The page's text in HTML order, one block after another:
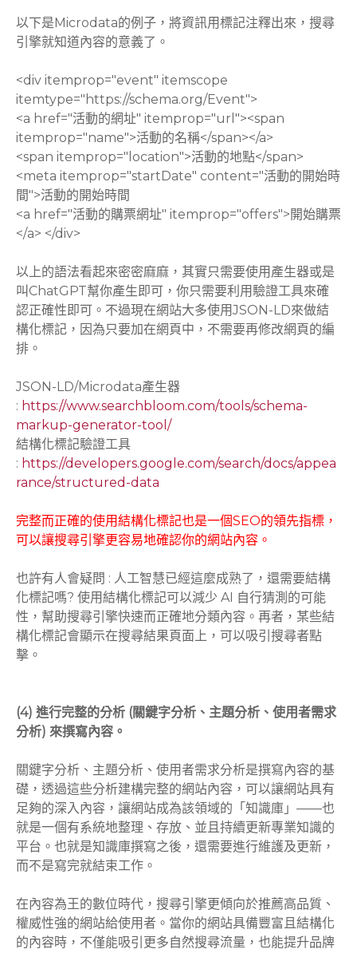
以下是Microdata的例子，將資訊用標記注釋出來，搜尋
引擎就知道內容的意義了。
<div itemprop="event" itemscope
itemtype="https://schema.org/Event">
<a href="活動的網址" itemprop="url"><span
itemprop="name">活動的名稱</span></a>
<span itemprop="location">活動的地點</span>
<meta itemprop="startDate" content="活動的開始時
間">活動的開始時間
<a href="活動的購票網址" itemprop="offers">開始購票
</a> </div>
以上的語法看起來密密麻麻，其實只需要使用產生器或是
叫ChatGPT幫你產生即可，你只需要利用驗證工具來確
認正確性即可。不過現在網站大多使用JSON-LD來做結
構化標記，因為只要加在網頁中，不需要再修改網頁的編
排。
JSON-LD/Microdata產生器
: https://www.searchbloom.com/tools/schema-
markup-generator-tool/
結構化標記驗證工具
: https://developers.google.com/search/docs/appea
rance/structured-data
完整而正確的使用結構化標記也是一個SEO的領先指標，
可以讓搜尋引擎更容易地確認你的網站內容。
也許有人會疑問 : 人工智慧已經這麼成熟了，還需要結構
化標記嗎? 使用結構化標記可以減少 AI 自行猜測的可能
性，幫助搜尋引擎快速而正確地分類內容。再者，某些結
構化標記會顯示在搜尋結果頁面上，可以吸引搜尋者點
擊。
(4) 進行完整的分析 (關鍵字分析、主題分析、使用者需求
分析) 來撰寫內容。
關鍵字分析、主題分析、使用者需求分析是撰寫內容的基
礎，透過這些分析建構完整的網站內容，可以讓網站具有
足夠的深入內容，讓網站成為該領域的「知識庫」——也
就是一個有系統地整理、存放、並且持續更新專業知識的
平台。也就是知識庫撰寫之後，還需要進行維護及更新，
而不是寫完就結束工作。
在內容為王的數位時代，搜尋引擎更傾向於推薦高品質、
權威性強的網站給使用者。當你的網站具備豐富且結構化
的內容時，不僅能吸引更多自然搜尋流量，也能提升品牌